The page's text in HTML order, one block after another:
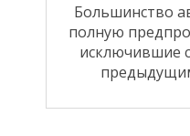
Большинство
полную
исключившие